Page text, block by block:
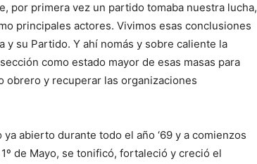
por primera vez un partido tomaba nuestra lucha,
principales actores. Vivimos esas conclusiones
su Partido. Y ahí nomás y sobre caliente la
como estado mayor de esas masas para
y recuperar las organizaciones
abierto durante todo el año ‘69 y a comienzos
de Mayo, se tonificó, fortaleció y creció el